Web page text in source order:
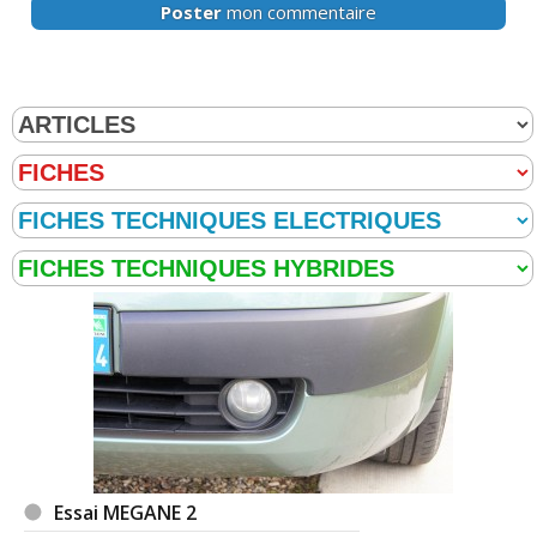
Poster mon commentaire
Essai MEGANE 2